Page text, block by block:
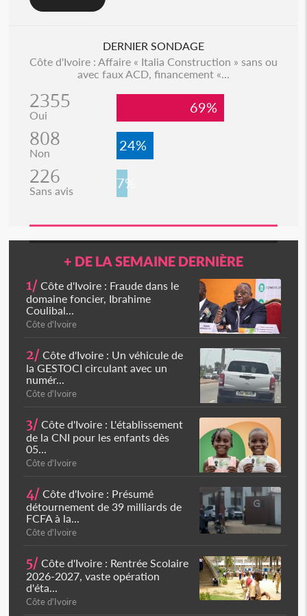
DERNIER SONDAGE
Côte d'Ivoire : Affaire « Italia Construction » sans ou
avec faux ACD, financement «...
2355
Oui 69%
808
Non 24%
226
Sans avis 7%
+ DE LA SEMAINE DERNIÈRE
1/ Côte d'Ivoire : Fraude dans le
domaine foncier, Ibrahime
Coulibal...
Côte d'Ivoire
2/ Côte d'Ivoire : Un véhicule de
la GESTOCI circulant avec un
numér...
Côte d'Ivoire
3/ Côte d'Ivoire : L'établissement
de la CNI pour les enfants dès
05...
Côte d'Ivoire
4/ Côte d'Ivoire : Présumé
détournement de 39 milliards de
FCFA à la...
Côte d'Ivoire
5/ Côte d'Ivoire : Rentrée Scolaire
2026-2027, vaste opération
d'éta...
Côte d'Ivoire